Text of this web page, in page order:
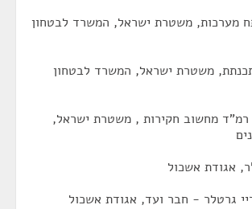
מערכות, משטרת ישראל, המשרד לבטחון
משטרת ישראל, המשרד לבטחון
מחשוב חקירות , משטרת ישראל,
אגודת אשכול
גרטלר - חבר ועד, אגודת אשכול